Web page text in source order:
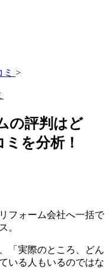
>
の評判はど
を分析！
フォーム会社へ一括で
。
「実際のところ、どん
いる人もいるのではな